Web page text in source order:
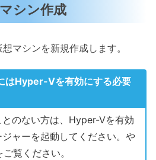
シン作成
マシンを新規作成します。
はHyper-Vを有効にする必要
のない方は、Hyper-Vを有効
ャーを起動してください。や
覧ください。